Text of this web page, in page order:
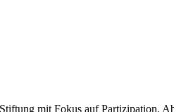
mit Fokus auf Partizipation.